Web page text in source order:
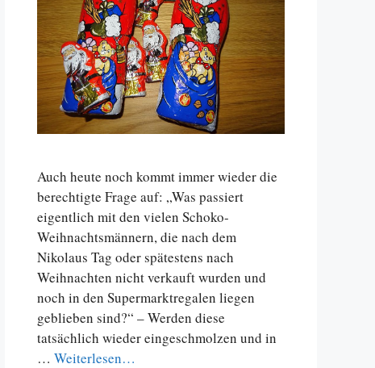
Auch heute noch kommt immer wieder die
berechtigte Frage auf: „Was passiert
eigentlich mit den vielen Schoko-
Weihnachtsmännern, die nach dem
Nikolaus Tag oder spätestens nach
Weihnachten nicht verkauft wurden und
noch in den Supermarktregalen liegen
geblieben sind?“ – Werden diese
tatsächlich wieder eingeschmolzen und in
…Weiterlesen…